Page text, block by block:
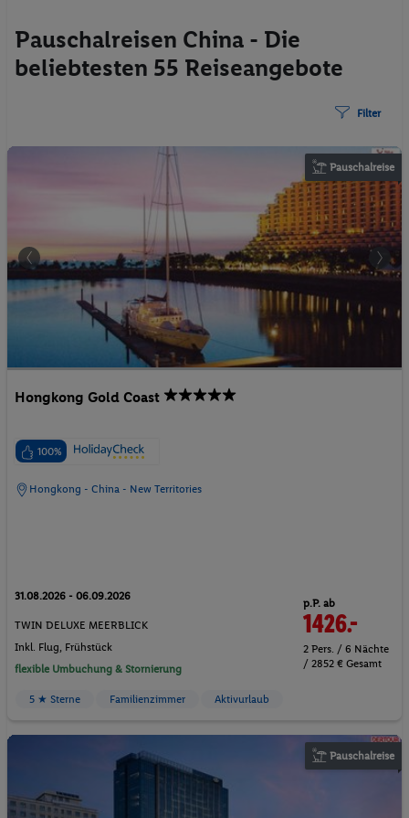
Pauschalreisen China - Die
beliebtesten 55 Reiseangebote
Filter
Pauschalreise
Hongkong Gold Coast
100%
Hongkong - China - New Territories
31.08.2026 - 06.09.2026
TWIN DELUXE MEERBLICK
Inkl. Flug, Frühstück
flexible Umbuchung & Stornierung
p.P. ab
1426.-
2 Pers. / 6 Nächte
/ 2852 € Gesamt
5 ★ Sterne Familienzimmer Aktivurlaub
Pauschalreise